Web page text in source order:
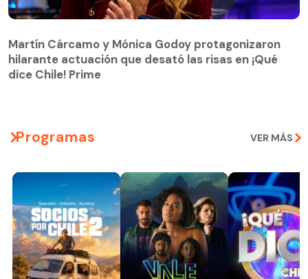
hilarante actuación que desató las risas en ¡Qué
dice Chile! Prime
Martín Cárcamo y Mónica Godoy protagonizaron
hilarante actuación que desató las risas en ¡Qué
dice Chile! Prime
Programas VER MÁS